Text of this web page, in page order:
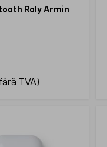
Roly Armin